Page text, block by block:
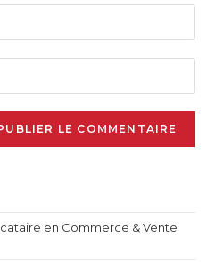
en Commerce & Vente